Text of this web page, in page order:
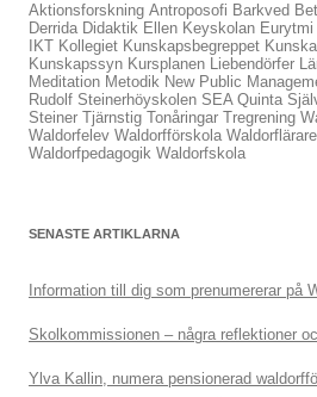
Aktionsforskning Antroposofi Barkved
Derrida Didaktik Ellen Keyskolan Eurytmi
IKT Kollegiet Kunskapsbegreppet
Kunskapssyn Kursplanen Liebendörfer
Meditation Metodik New Public
Rudolf Steinerhöyskolen SEA Quinta
Steiner Tjärnstig Tonåringar Tregrening
Waldorfelev Waldorfförskola Waldorflärare
Waldorfpedagogik Waldorfskola
SENASTE ARTIKLARNA
Information till dig som prenumererar på
Skolkommissionen – några reflektioner
Ylva Kallin, numera pensionerad